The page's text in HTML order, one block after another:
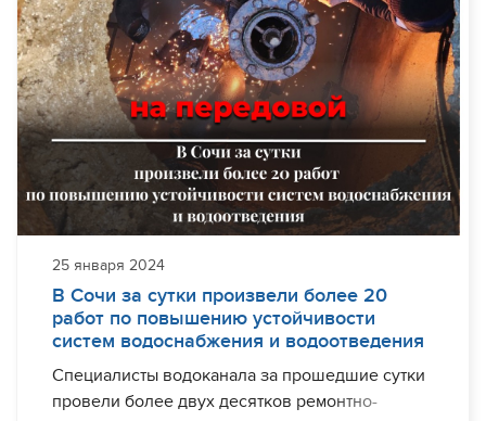
крайне ветхое состояние.
Руководство водоканала решило не
восстанавливать ветхую трубу, а полностью
ликвидировать аварийный участок. По итогу
переложено около полусотни метров
водопроводных сетей. Вместо проржавевших
коммуникаций установлена современная
избыточному давлению и движению грунта.
новую коммуникацию. Теперь около 200
местных жителей надолго забудут о перебоях с
В Сочи за сутки произвели более 20
работ по повышению устойчивости
систем водоснабжения и водоотведения
25 января 2024
Специалисты водоканала за прошедшие сутки
провели более двух десятков ремонтно-